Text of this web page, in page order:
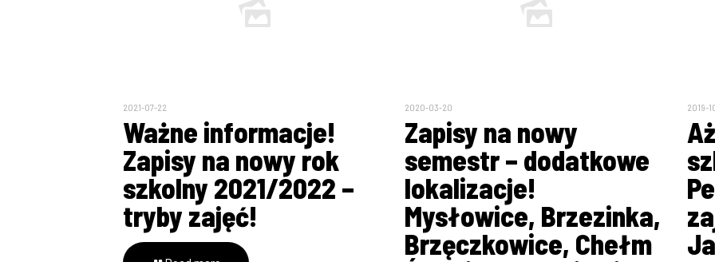
2021-07-22
Ważne informacje!
Zapisy na nowy rok
szkolny 2021/2022 –
tryby zajęć!
2020-03-20
Zapisy na nowy
semestr – dodatkowe
lokalizacje!
Mysłowice, Brzezinka,
Brzęczkowice, Chełm
2019-